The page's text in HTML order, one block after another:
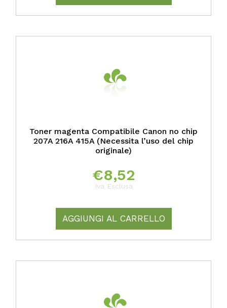
Toner magenta Compatibile Canon no chip
207A 216A 415A (Necessita l’uso del chip
originale)
€8,52
Iva Esclusa
AGGIUNGI AL CARRELLO